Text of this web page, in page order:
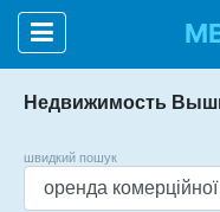
Недвижимость
швидкий пошук